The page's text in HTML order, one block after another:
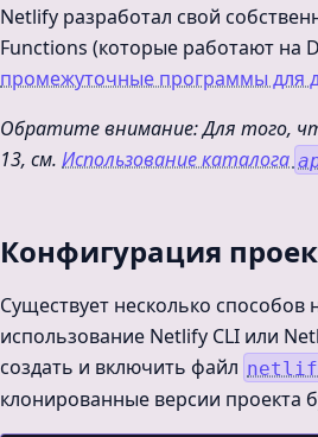
Netlify разработал свой
Functions (которые работают на
промежуточные программы для
Обратите внимание: Для того,
13, см. Использование каталога
Конфигурация
Существует несколько
использование Netlify CLI или
создать и включить файл
клонированные версии проекта